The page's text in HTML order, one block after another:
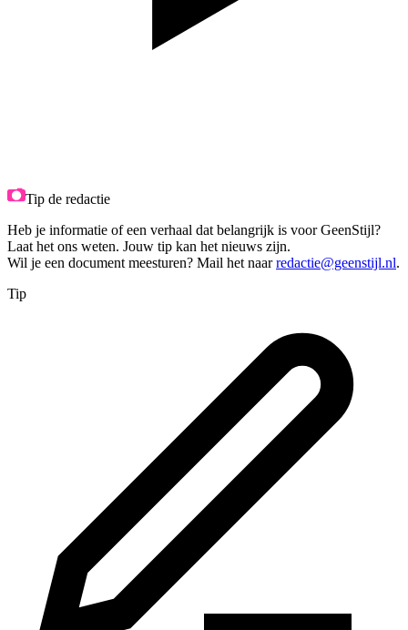
Tip de redactie
Heb je informatie of een verhaal dat belangrijk is voor GeenStijl?
Laat het ons weten. Jouw tip kan het nieuws zijn.
Wil je een document meesturen? Mail het naar redactie@geenstijl.nl.
Tip